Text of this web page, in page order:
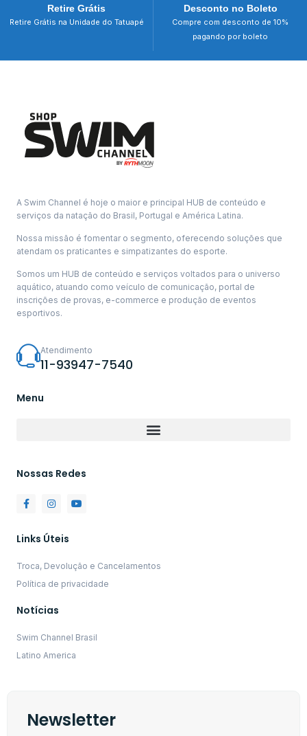
Retire Grátis
Retire Grátis na Unidade do Tatuapé
Desconto no Boleto
Compre com desconto de 10%
pagando por boleto
A Swim Channel é hoje o maior e principal HUB de conteúdo e
serviços da natação do Brasil, Portugal e América Latina.
Nossa missão é fomentar o segmento, oferecendo soluções que
atendam os praticantes e simpatizantes do esporte.
Somos um HUB de conteúdo e serviços voltados para o universo
aquático, atuando como veículo de comunicação, portal de
inscrições de provas, e-commerce e produção de eventos
esportivos.
Atendimento
11-93947-7540
Menu
Nossas Redes
Links Úteis
Troca, Devolução e Cancelamentos
Política de privacidade
Notícias
Swim Channel Brasil
Latino America
Newsletter